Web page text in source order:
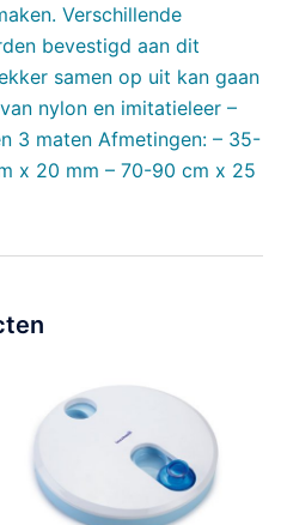
Verschillende
bevestigd aan dit
samen op uit kan gaan
nylon en imitatieleer –
3 maten Afmetingen: – 35-
x 20 mm – 70-90 cm x 25